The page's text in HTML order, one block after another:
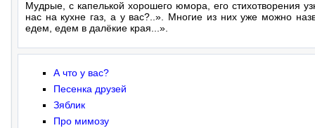
Мудрые, с капелькой хорошего юмора, его стихотворения
нас на кухне газ, а у вас?..». Многие из них уже можно
едем, едем в далёкие края...».
А что у вас?
Песенка друзей
Зяблик
Про мимозу